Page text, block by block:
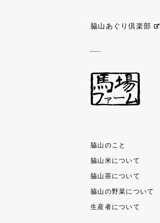
脇山あぐり倶楽部
脇山のこと
脇山米について
脇山茶について
脇山の野菜について
生産者について